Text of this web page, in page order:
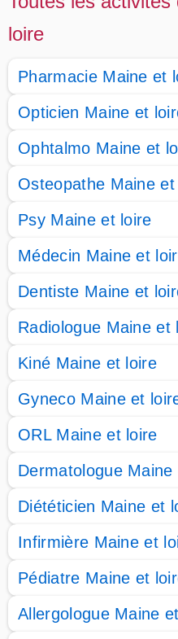
loire
Pharmacie Maine et
Opticien Maine et
Ophtalmo Maine et
Osteopathe Maine
Psy Maine et loire
Médecin Maine et
Dentiste Maine et
Radiologue Maine et
Kiné Maine et loire
Gyneco Maine et
ORL Maine et loire
Dermatologue Maine
Diététicien Maine et
Infirmière Maine et
Pédiatre Maine et
Allergologue Maine